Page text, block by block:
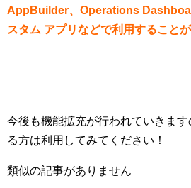
AppBuilder、Operations
スタム アプリなどで利用することが
今後も機能拡充が行われていきま
る方は利用してみてください！
類似の記事がありません